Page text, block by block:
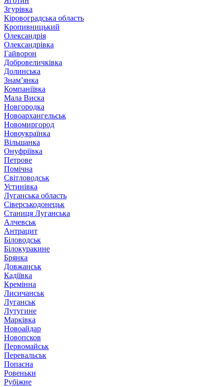
Згурівка
Кіровоградська область
Кропивницький
Олександрія
Олександрівка
Гайворон
Добровеличківка
Долинська
Знам’янка
Компаніївка
Мала Виска
Новгородка
Новоархангельськ
Новомиргород
Новоукраїнка
Вільшанка
Онуфріївка
Петрове
Помічна
Світловодськ
Устинівка
Луганська область
Сіверськодонецьк
Станиця Луганська
Алчевськ
Антрацит
Біловодськ
Білокуракине
Брянка
Довжанськ
Кадіївка
Кремінна
Лисичанськ
Луганськ
Лутугине
Марківка
Новоайдар
Новопсков
Первомайськ
Перевальськ
Попасна
Ровеньки
Рубіжне